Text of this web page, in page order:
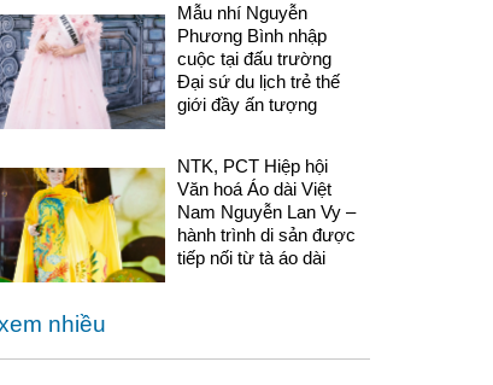
Mẫu nhí Nguyễn
Phương Bình nhập
cuộc tại đấu trường
Đại sứ du lịch trẻ thế
giới đầy ấn tượng
NTK, PCT Hiệp hội
Văn hoá Áo dài Việt
Nam Nguyễn Lan Vy –
hành trình di sản được
tiếp nối từ tà áo dài
nhiều